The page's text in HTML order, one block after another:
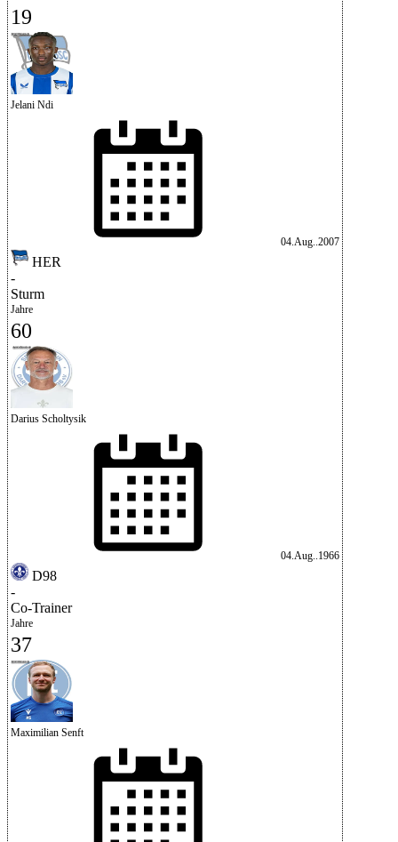
19
Jelani Ndi
04.Aug..2007
HER
-
Sturm
Jahre
60
Darius Scholtysik
04.Aug..1966
D98
-
Co-Trainer
Jahre
37
Maximilian Senft